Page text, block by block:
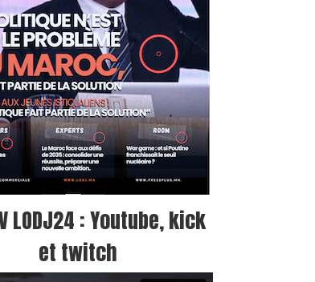
LODJ24 : Youtube, kick
et twitch